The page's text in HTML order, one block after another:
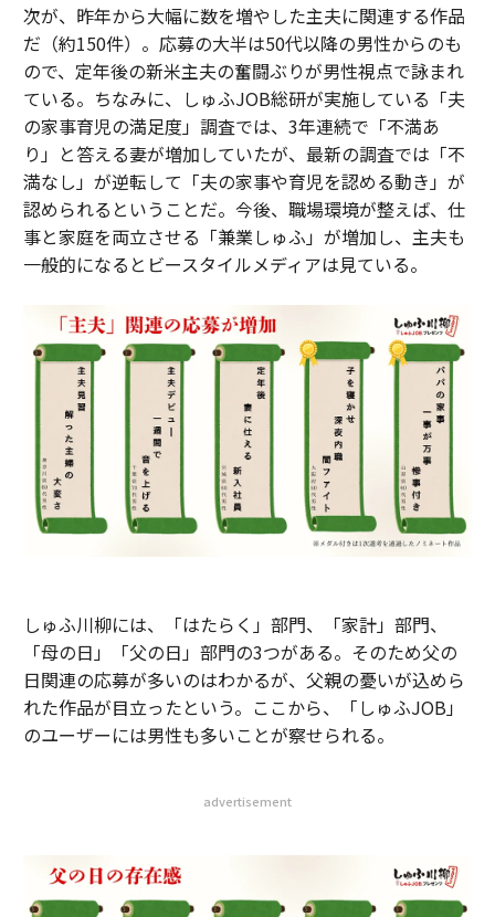
次が、昨年から大幅に数を増やした主夫に関連する作品
だ（約150件）。応募の大半は50代以降の男性からのも
ので、定年後の新米主夫の奮闘ぶりが男性視点で詠まれ
ている。ちなみに、しゅふJOB総研が実施している「夫
の家事育児の満足度」調査では、3年連続で「不満あ
り」と答える妻が増加していたが、最新の調査では「不
満なし」が逆転して「夫の家事や育児を認める動き」が
認められるということだ。今後、職場環境が整えば、仕
事と家庭を両立させる「兼業しゅふ」が増加し、主夫も
一般的になるとビースタイルメディアは見ている。
しゅふ川柳には、「はたらく」部門、「家計」部門、
「母の日」「父の日」部門の3つがある。そのため父の
日関連の応募が多いのはわかるが、父親の憂いが込めら
れた作品が目立ったという。ここから、「しゅふJOB」
のユーザーには男性も多いことが察せられる。
advertisement